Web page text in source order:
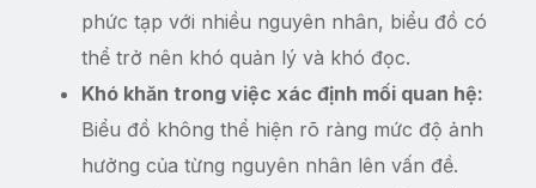
phức tạp với nhiều nguyên nhân, biểu đồ có
thể trở nên khó quản lý và khó đọc.
Khó khăn trong việc xác định mối quan hệ:
Biểu đồ không thể hiện rõ ràng mức độ ảnh
hưởng của từng nguyên nhân lên vấn đề.